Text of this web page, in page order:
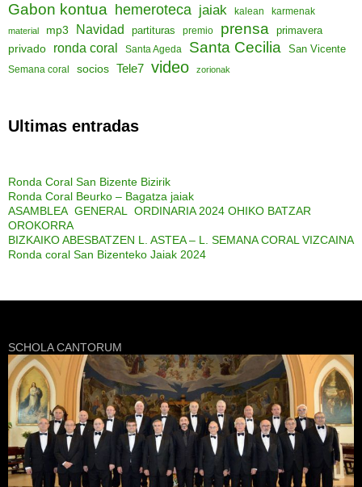
Gabon kontua hemeroteca jaiak kalean
karmenak
material
mp3 Navidad partituras premio prensa primavera
privado ronda coral Santa Ageda Santa Cecilia San Vicente
Semana coral socios Tele7 video zorionak
Ultimas entradas
Ronda Coral San Bizente Bizirik
Ronda Coral Beurko – Bagatza jaiak
ASAMBLEA GENERAL ORDINARIA 2024 OHIKO BATZAR
OROKORRA
BIZKAIKO ABESBATZEN L. ASTEA – L. SEMANA CORAL VIZCAINA
Ronda coral San Bizenteko Jaiak 2024
SCHOLA CANTORUM